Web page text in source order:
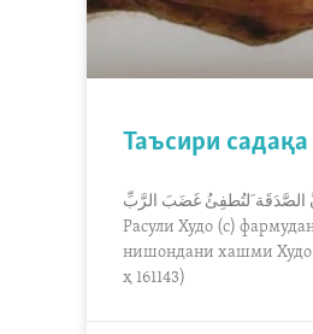
Таъсири садақа
الصَّدَقَة َلتُطفِئُ غَضَبَ الرَّبِّ
Расули Худо (с)
нишондани хашми Худо
ҳ 161143)